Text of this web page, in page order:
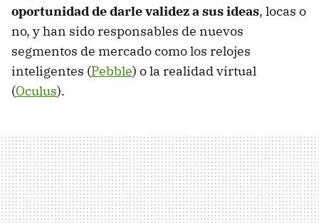
oportunidad de darle validez a sus ideas, locas o
no, y han sido responsables de nuevos
segmentos de mercado como los relojes
inteligentes (Pebble) o la realidad virtual
(Oculus).